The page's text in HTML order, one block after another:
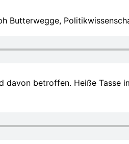
Butterwegge,
betroffen. Heiße Tasse